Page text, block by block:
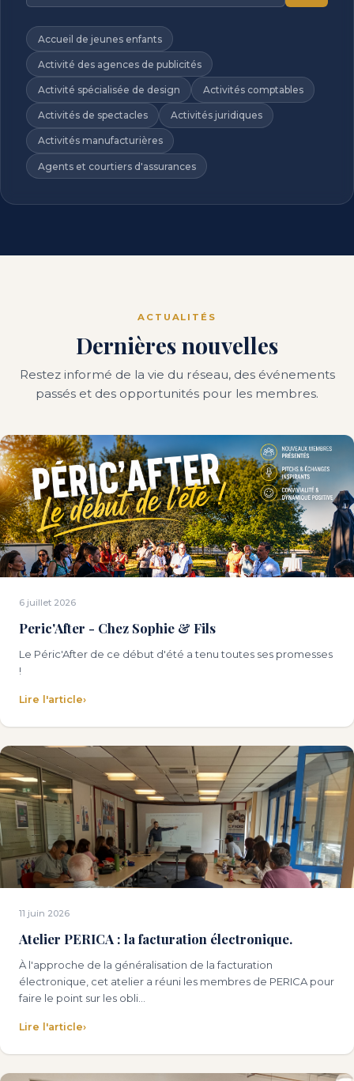
Accueil de jeunes enfants
Activité des agences de publicités
Activité spécialisée de design Activités comptables
Activités de spectacles Activités juridiques
Activités manufacturières
Agents et courtiers d'assurances
ACTUALITÉS
Dernières nouvelles
Restez informé de la vie du réseau, des événements
passés et des opportunités pour les membres.
6 juillet 2026
Peric'After - Chez Sophie & Fils
Le Péric'After de ce début d'été a tenu toutes ses promesses
!
Lire l'article›
11 juin 2026
Atelier PERICA : la facturation électronique.
À l'approche de la généralisation de la facturation
électronique, cet atelier a réuni les membres de PERICA pour
faire le point sur les obli…
Lire l'article›